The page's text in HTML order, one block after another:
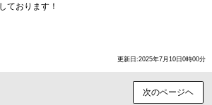
ております！
更新日:2025年7月10日0時00分
次のページヘ